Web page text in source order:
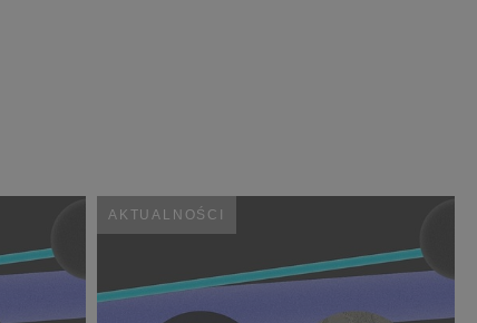
AKTUALNOŚCI